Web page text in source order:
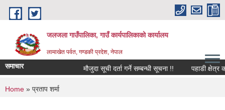
Skip to main content
जलजला गाउँपालिका, गाउँ कार्यपालिकाको कार्यालय
लामाखेत पर्वत, गण्डकी प्रदेश, नेपाल
समाचार मौजुदा सूची दर्ता गर्ने सम्बन्धी सूचना !! पहाडी क्षेत्र
You are here
Home » प्रताप शर्मा